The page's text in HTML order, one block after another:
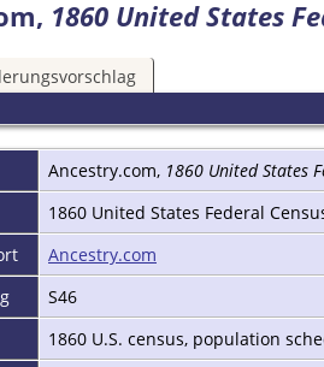
1860 United States
Ancestry.com, 1860 United States
1860 United States Federal
Ancestry.com
S46
1860 U.S. census, population